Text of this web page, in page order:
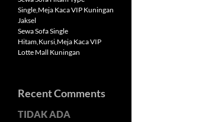
Single,Meja Kaca VIP Kuningan
Jaksel
Sewa Sofa Single
Hitam,Kursi,Meja Kaca VIP
Lotte Mall Kuningan
Recent Comments
TIDAK ADA